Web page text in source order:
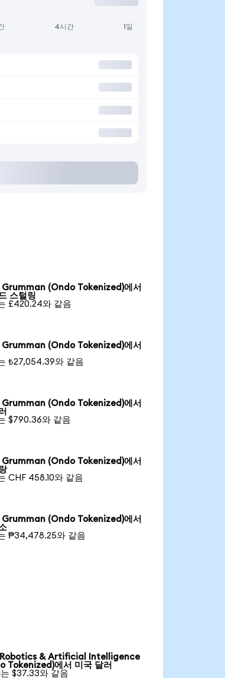
4시간 1일
(Ondo Tokenized)에서
스털링
£420.24와 같음
(Ondo Tokenized)에서
₺27,054.39와 같음
(Ondo Tokenized)에서
$790.36와 같음
(Ondo Tokenized)에서
CHF 458.10와 같음
(Ondo Tokenized)에서
₱34,478.25와 같음
& Artificial Intelligence
Tokenized)에서 미국 달러
$37.33와 같음